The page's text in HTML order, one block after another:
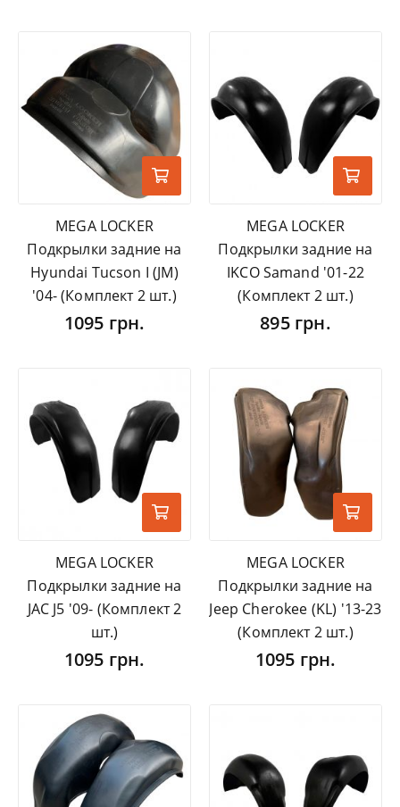
MEGA LOCKER
Подкрылки задние на
Hyundai Tucson I (JM)
'04- (Комплект 2 шт.)
1095 грн.
MEGA LOCKER
Подкрылки задние на
IKCO Samand '01-22
(Комплект 2 шт.)
895 грн.
MEGA LOCKER
Подкрылки задние на
JAC J5 '09- (Комплект 2
шт.)
1095 грн.
MEGA LOCKER
Подкрылки задние на
Jeep Cherokee (KL) '13-23
(Комплект 2 шт.)
1095 грн.